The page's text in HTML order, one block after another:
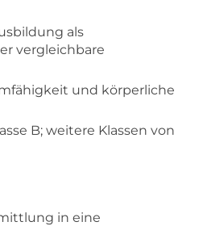
als
vergleichbare
und körperliche
B; weitere Klassen von
in eine